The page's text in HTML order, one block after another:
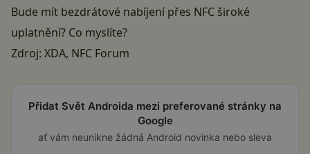
Bude mít bezdrátové nabíjení přes NFC široké
uplatnění? Co myslíte?
Zdroj: XDA, NFC Forum
Přidat Svět Androida mezi preferované stránky na
Google
ať vám neunikne žádná Android novinka nebo sleva